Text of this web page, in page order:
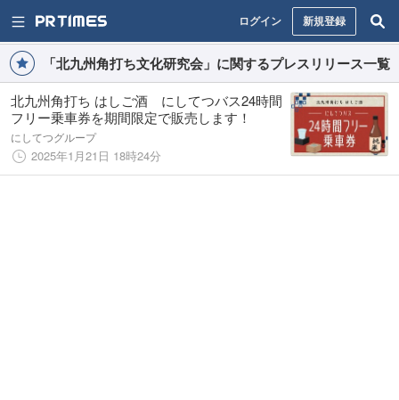
ログイン 新規登録
「北九州角打ち文化研究会」に関するプレスリリース一覧
北九州角打ち はしご酒 にしてつバス24時間
フリー乗車券を期間限定で販売します！
にしてつグループ
2025年1月21日 18時24分